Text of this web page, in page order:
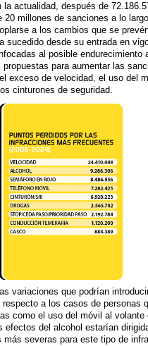
la actualidad, después de
20 millones de sanciones a lo
a los cambios que se
sucedido desde su entrada en
al posible endurecimiento
para aumentar las
exceso de velocidad, el uso del
cinturones de seguridad.
variaciones que podrían
a los casos de personas
como el uso del móvil al volante
efectos del alcohol estarían
más severas para este tipo de